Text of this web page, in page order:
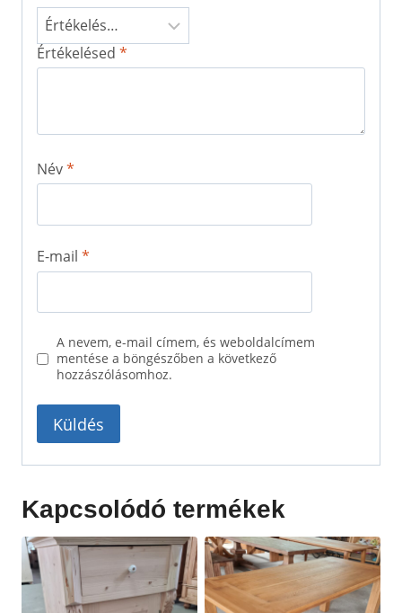
Értékelésed *
Név*
E-mail *
A nevem, e-mail címem, és weboldalcímem
mentése a böngészőben a következő
hozzászólásomhoz.
Kapcsolódó termékek